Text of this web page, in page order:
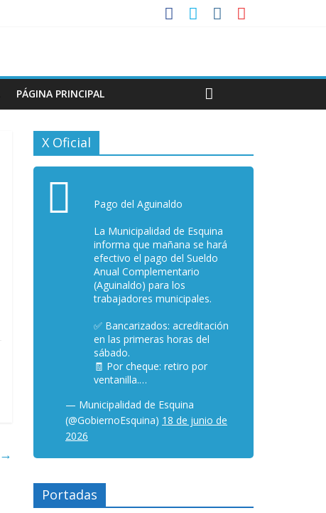
PÁGINA PRINCIPAL
→
X Oficial
Pago del Aguinaldo
La Municipalidad de Esquina
informa que mañana se hará
efectivo el pago del Sueldo
Anual Complementario
(Aguinaldo) para los
trabajadores municipales.
✅ Bancarizados: acreditación
en las primeras horas del
sábado.
🧾 Por cheque: retiro por
ventanilla.…
— Municipalidad de Esquina
(@GobiernoEsquina) 18 de junio de
2026
Portadas